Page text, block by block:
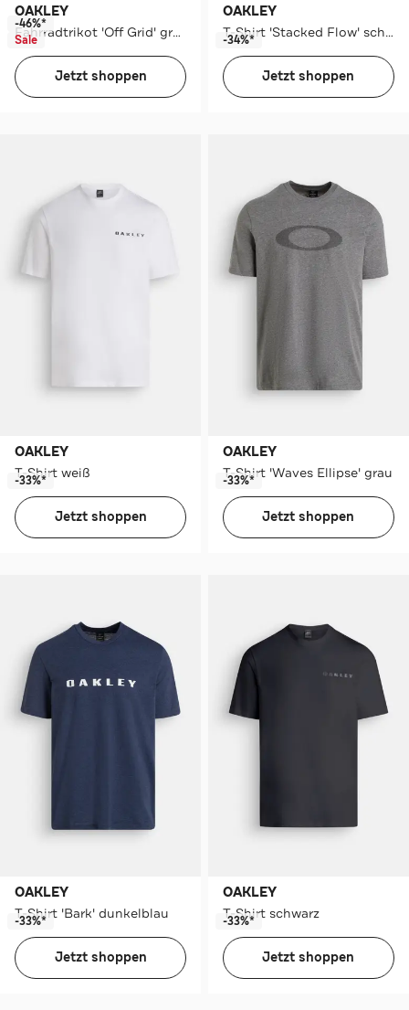
OAKLEY
Fahrradtrikot 'Off Grid' grau
-46%*
Sale
Jetzt shoppen
OAKLEY
T-Shirt 'Stacked Flow' schwarz
-34%*
Jetzt shoppen
OAKLEY
T-Shirt weiß
-33%*
Jetzt shoppen
OAKLEY
T-Shirt 'Waves Ellipse' grau
-33%*
Jetzt shoppen
OAKLEY
T-Shirt 'Bark' dunkelblau
-33%*
Jetzt shoppen
OAKLEY
T-Shirt schwarz
-33%*
Jetzt shoppen